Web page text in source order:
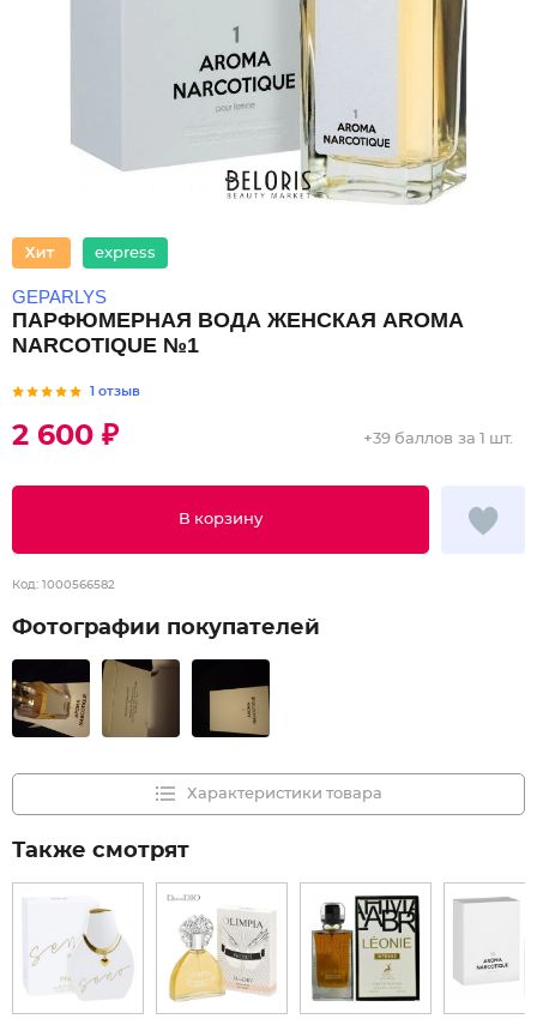
express
GEPARLYS
ПАРФЮМЕРНАЯ ВОДА ЖЕНСКАЯ AROMA
NARCOTIQUE №1
1 отзыв
2 600 ₽
В корзину
+39 баллов за 1 шт.
Код: 1000566582
Фотографии покупателей
Характеристики товара
Также смотрят